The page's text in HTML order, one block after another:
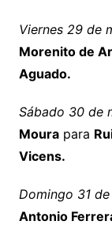
Viernes 29 de
Morenito de
Aguado.
Sábado 30 de
Mourapara
Vicens.
Domingo 31
Antonio